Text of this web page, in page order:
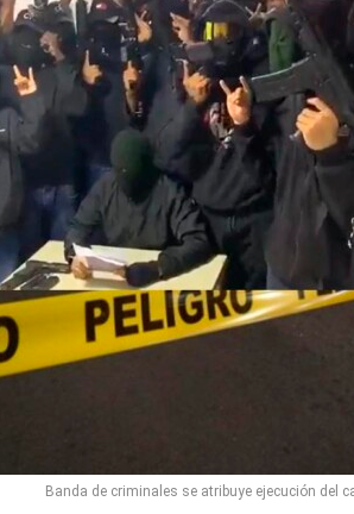
Banda de criminales se atribuye ejecución del